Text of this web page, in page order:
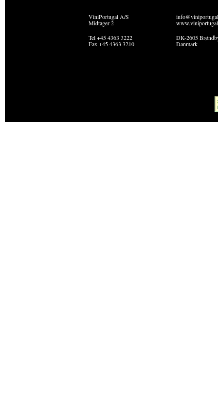
ViniPortugal A/S
Midtager 2
Tel +45 4363 3222
Fax +45 4363 3210
DK-2605
Danmark